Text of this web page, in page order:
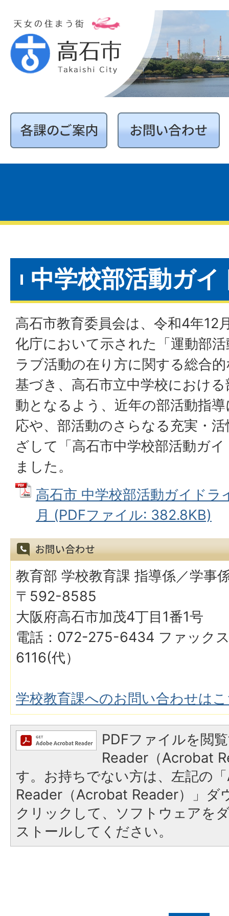
中学校部活動ガイ
高石市教育委員会は、令和4年12
化庁において示された「運動部
ラブ活動の在り方に関する総合
基づき、高石市立中学校におけ
動となるよう、近年の部活動指
応や、部活動のさらなる充実・
ざして「高石市中学校部活動ガ
ました。
高石市 中学校部活動ガイドラ
月 (PDFファイル: 382.8KB)
教育部 学校教育課 指導係／学事
〒592-8585
大阪府高石市加茂4丁目1番1号
電話：072-275-6434 ファック
6116(代）
学校教育課へのお問い合わせは
PDFファイルを閲
Reader（Acrobat
す。お持ちでない方は、左記の
Reader（Acrobat Reader）」ダ
クリックして、ソフトウェアを
ストールしてください。